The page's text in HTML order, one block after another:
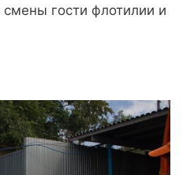
смены гости флотилии и